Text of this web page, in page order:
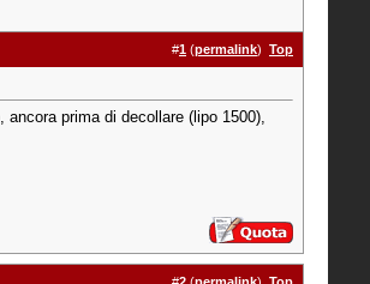
#1 (permalink) Top
prima di decollare (lipo 1500),